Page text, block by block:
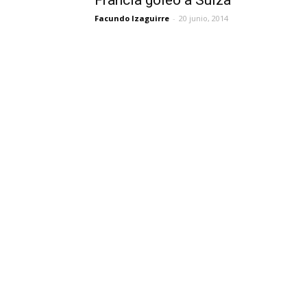
Facundo Izaguirre - 20 junio, 2014